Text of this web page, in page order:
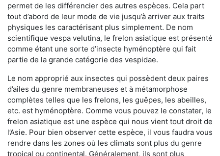
permet de les différencier des autres espèces. Cela part
tout d’abord de leur mode de vie jusqu’à arriver aux traits
physiques les caractérisant plus simplement. De nom
scientifique vespa velutina, le frelon asiatique est présenté
comme étant une sorte d’insecte hyménoptère qui fait
partie de la grande catégorie des vespidae.
Le nom approprié aux insectes qui possèdent deux paires
d’ailes du genre membraneuses et à métamorphose
complètes telles que les frelons, les guêpes, les abeilles,
etc. est hyménoptère. Comme vous pouvez le constater, le
frelon asiatique est une espèce qui nous vient tout droit de
l’Asie. Pour bien observer cette espèce, il vous faudra vous
rendre dans les zones où les climats sont plus du genre
tropical ou continental. Généralement, ils sont plus